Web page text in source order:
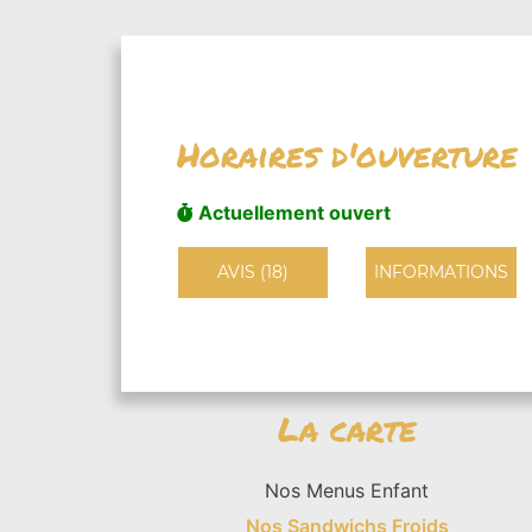
Horaires d'ouverture
Actuellement ouvert
AVIS (18) INFORMATIONS
La carte
Nos Menus Enfant
Nos Sandwichs Froids